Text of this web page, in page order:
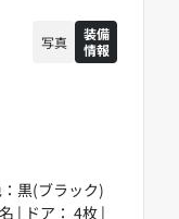
黒(ブラック)
| ドア： 4枚 |
写真
装備
情報